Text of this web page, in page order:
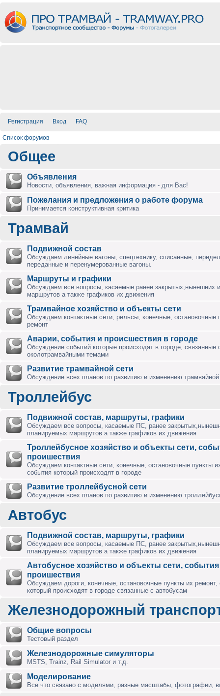
Регистрация Вход FAQ
Список форумов
Общее
Объявления
Новости, объявления, важная информация - для Вас!
Пожелания и предложения о работе форума
Принимается конструктивная критика
Трамвай
Подвижной состав
Обсуждаем линейные вагоны, спецтехнику, списанные,
переданные и перенумерованные вагоны.
Маршруты и графики
Обсуждаем все вопросы, касаемые ранее закрытых,нынешних
маршрутов а также графиков их движения
Трамвайное хозяйство и объекты сети
Обсуждаем контактные сети, рельсы, конечные, остановочные
ремонт
Аварии, события и происшествия в городе
Обсуждение событий которые происходят в городе, связанные
околотрамвайными темами
Развитие трамвайной сети
Обсуждение всех планов по развитию и изменению трамвайной
Троллейбус
Подвижной состав, маршруты, графики
Обсуждаем все вопросы, касаемые ПС, ранее
планируемых маршрутов а также графиков их движения
Троллейбусное хозяйство и объекты сети,
проишествия
Обсуждаем контактные сети, конечные, остановочные пункты
события который происходят в городе
Развитие троллейбусной сети
Обсуждение всех планов по развитию и изменению
Автобус
Подвижной состав, маршруты, графики
Обсуждаем все вопросы, касаемые ПС, ранее
планируемых маршрутов а также графиков их движения
Автобусное хозяйство и объекты сети,
проишествия
Обсуждаем дороги, конечные, остановочные пункты их ремонт,
который происходят в городе связанные с автобусам
Железнодорожный
Общие вопросы
Тестовый раздел
Железнодорожные симуляторы
MSTS, Trainz, Rail Simulator и т.д.
Моделирование
Все что связано с моделями, разные масштабы, фотографии,